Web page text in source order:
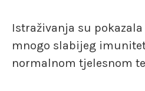
Istraživanja su
mnogo slabijeg
normalnom tjelesnom